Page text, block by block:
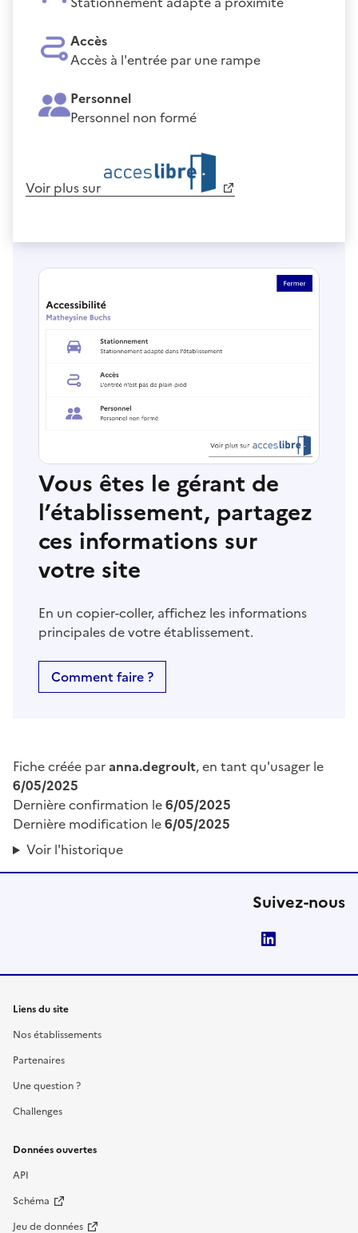
Accès
Accès à l'entrée par une rampe
Personnel
Personnel non formé
Voir plus sur
Vous êtes le gérant de
l’établissement, partagez
ces informations sur
votre site
En un copier-coller, affichez les informations
principales de votre établissement.
Comment faire ?
Fiche créée paranna.degroult, en tant qu'usager le
6/05/2025
Dernière confirmation le6/05/2025
Dernière modification le6/05/2025
Voir l'historique
Suivez-nous
Liens du site
Nos établissements
Partenaires
Une question ?
Challenges
Données ouvertes
API
Schéma
Jeu de données